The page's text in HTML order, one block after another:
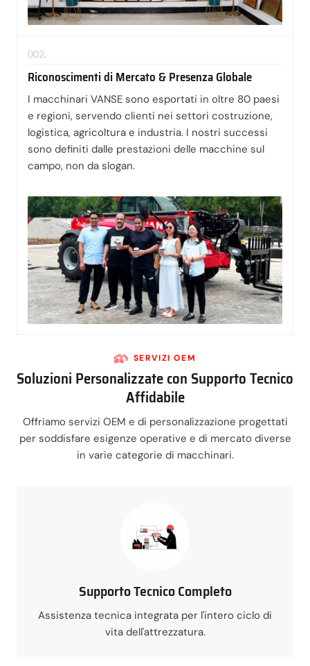
002.
Riconoscimenti di Mercato & Presenza Globale
I macchinari VANSE sono esportati in oltre 80 paesi
e regioni, servendo clienti nei settori costruzione,
logistica, agricoltura e industria. I nostri successi
sono definiti dalle prestazioni delle macchine sul
campo, non da slogan.
SERVIZI OEM
Soluzioni Personalizzate con Supporto Tecnico
Affidabile
Offriamo servizi OEM e di personalizzazione progettati
per soddisfare esigenze operative e di mercato diverse
in varie categorie di macchinari.
Supporto Tecnico Completo
Assistenza tecnica integrata per l'intero ciclo di
vita dell'attrezzatura.